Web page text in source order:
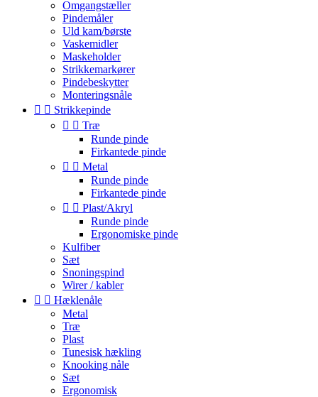
Omgangstæller
Pindemåler
Uld kam/børste
Vaskemidler
Maskeholder
Strikkemarkører
Pindebeskytter
Monteringsnåle
  Strikkepinde
  Træ
Runde pinde
Firkantede pinde
  Metal
Runde pinde
Firkantede pinde
  Plast/Akryl
Runde pinde
Ergonomiske pinde
Kulfiber
Sæt
Snoningspind
Wirer / kabler
  Hæklenåle
Metal
Træ
Plast
Tunesisk hækling
Knooking nåle
Sæt
Ergonomisk